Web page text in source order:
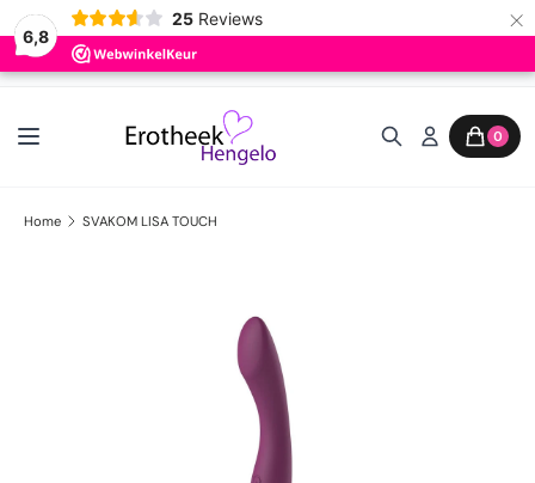
6,8
25 Reviews ×
Ga naar inhoud
0
Home SVAKOM LISA TOUCH